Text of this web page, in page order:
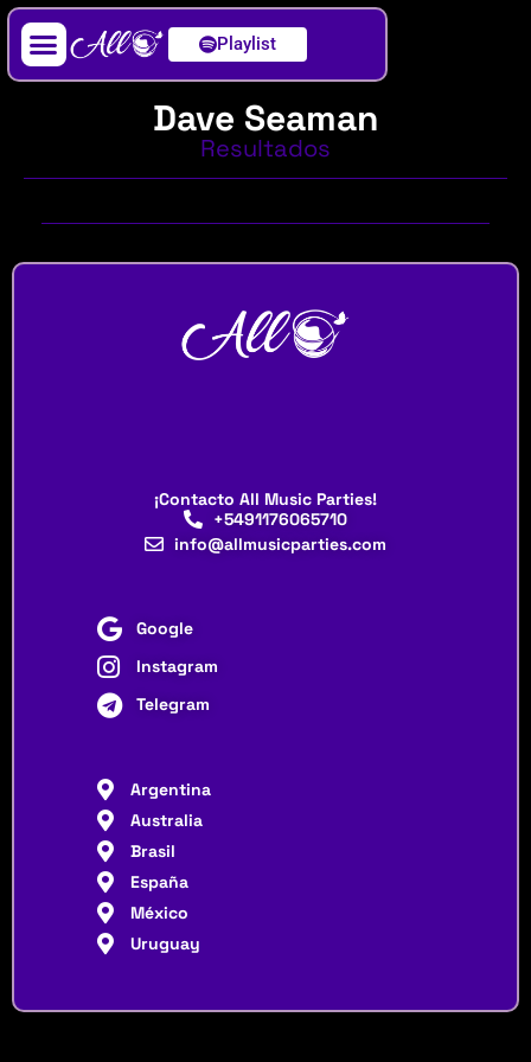
Playlist
Dave Seaman
Resultados
¡Contacto All Music Parties!
+5491176065710
info@allmusicparties.com
Google
Instagram
Telegram
Argentina
Australia
Brasil
España
México
Uruguay